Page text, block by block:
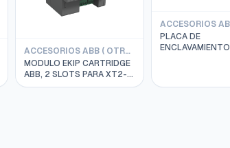
ACCESORIOS ABB ( OTROS )
MODULO EKIP CARTRIDGE
ABB, 2 SLOTS PARA XT2-
XT4-XT5 1SDA105203R1
PLACA DE
ENCLAVAMIENTO